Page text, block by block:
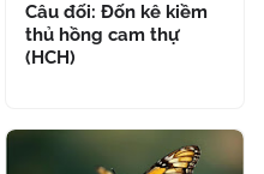
Câu đối: Đốn kê kiềm
thủ hồng cam thự
(HCH)